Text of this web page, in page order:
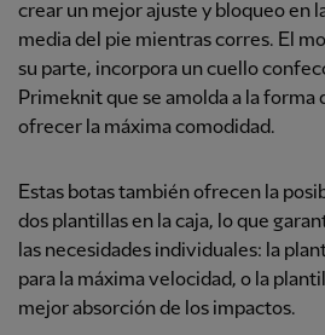
crear un mejor ajuste y bloqueo en
media del pie mientras corres. El
su parte, incorpora un cuello
Primeknit que se amolda a la forma
ofrecer la máxima comodidad.
Estas botas también ofrecen la
dos plantillas en la caja, lo que
las necesidades individuales: la
para la máxima velocidad, o la
mejor absorción de los impactos.